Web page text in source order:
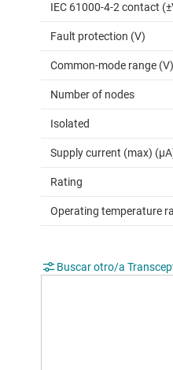
IEC 61000-4-2 contact
Fault protection (V)
Common-mode range (V)
Number of nodes
Isolated
Supply current (max)
Rating
Operating temperature
Buscar otro/a